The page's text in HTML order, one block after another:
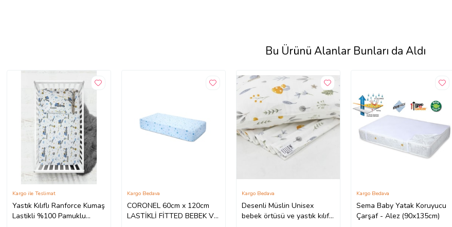
Bu Ürünü Alanlar Bunları da Aldı
Yastık Kılıflı Ranforce Kumaş
Lastikli %100 Pamuklu
Kargo ile Teslimat
CORONEL 60cm x 120cm
LASTİKLİ FİTTED BEBEK VE
Kargo Bedava
Desenli Müslin Unisex
bebek örtüsü ve yastık kılıfı
Kargo Bedava
Sema Baby Yatak Koruyucu
Çarşaf - Alez (90x135cm)
Kargo Bedava